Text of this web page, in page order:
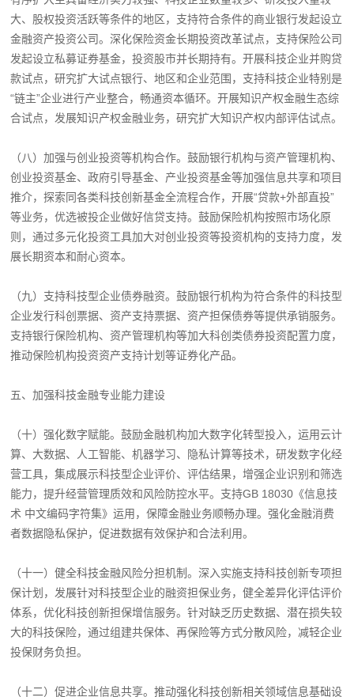
大、股权投资活跃等条件的地区，支持符合条件的商业银行发起设立
金融资产投资公司。深化保险资金长期投资改革试点，支持保险公司
发起设立私募证券基金，投资股市并长期持有。开展科技企业并购贷
款试点，研究扩大试点银行、地区和企业范围，支持科技企业特别是
“链主”企业进行产业整合，畅通资本循环。开展知识产权金融生态综
合试点，发展知识产权金融业务，研究扩大知识产权内部评估试点。
（八）加强与创业投资等机构合作。鼓励银行机构与资产管理机构、
创业投资基金、政府引导基金、产业投资基金等加强信息共享和项目
推介，探索同各类科技创新基金全流程合作，开展“贷款+外部直投”
等业务，优选被投企业做好信贷支持。鼓励保险机构按照市场化原
则，通过多元化投资工具加大对创业投资等投资机构的支持力度，发
展长期资本和耐心资本。
（九）支持科技型企业债券融资。鼓励银行机构为符合条件的科技型
企业发行科创票据、资产支持票据、资产担保债券等提供承销服务。
支持银行保险机构、资产管理机构等加大科创类债券投资配置力度，
推动保险机构投资资产支持计划等证券化产品。
五、加强科技金融专业能力建设
（十）强化数字赋能。鼓励金融机构加大数字化转型投入，运用云计
算、大数据、人工智能、机器学习、隐私计算等技术，研发数字化经
营工具，集成展示科技型企业评价、评估结果，增强企业识别和筛选
能力，提升经营管理质效和风险防控水平。支持GB 18030《信息技
术 中文编码字符集》运用，保障金融业务顺畅办理。强化金融消费
者数据隐私保护，促进数据有效保护和合法利用。
（十一）健全科技金融风险分担机制。深入实施支持科技创新专项担
保计划，发展针对科技型企业的融资担保业务，健全差异化评估评价
体系，优化科技创新担保增信服务。针对缺乏历史数据、潜在损失较
大的科技保险，通过组建共保体、再保险等方式分散风险，减轻企业
投保财务负担。
（十二）促进企业信息共享。推动强化科技创新相关领域信息基础设